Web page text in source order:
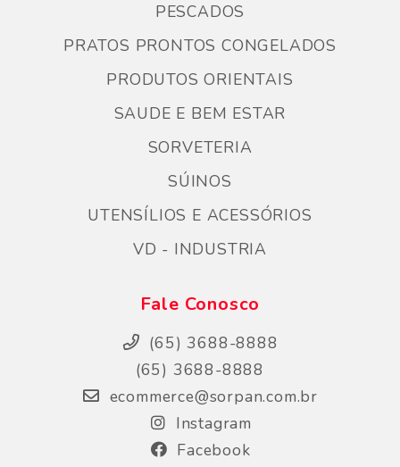
PESCADOS
PRATOS PRONTOS CONGELADOS
PRODUTOS ORIENTAIS
SAUDE E BEM ESTAR
SORVETERIA
SÚINOS
UTENSÍLIOS E ACESSÓRIOS
VD - INDUSTRIA
Fale Conosco
(65) 3688-8888
(65) 3688-8888
ecommerce@sorpan.com.br
Instagram
Facebook